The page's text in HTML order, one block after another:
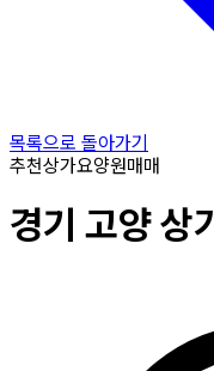
목록으로 돌아가기
추천상가요양원매매
경기 고양상